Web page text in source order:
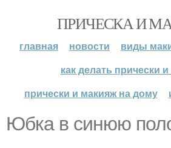
ПРИЧЕСКА И
главная новости
виды
как делать прически
прически и макияж на дому
Юбка в синюю